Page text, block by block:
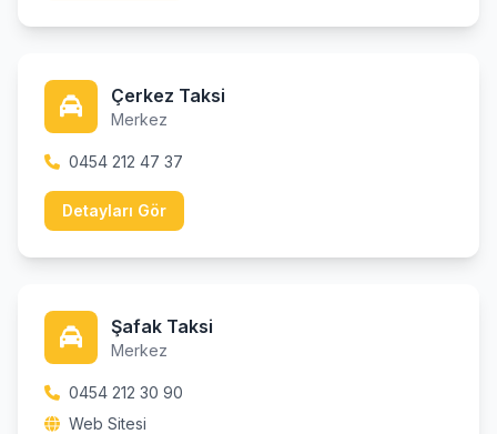
Çerkez Taksi
Merkez
0454 212 47 37
Detayları Gör
Şafak Taksi
Merkez
0454 212 30 90
Web Sitesi